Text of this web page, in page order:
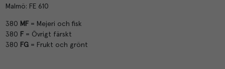
Malmö: FE 610
380 MF= Mejeri och fisk
380 F= Övrigt färskt
380 FG= Frukt och grönt